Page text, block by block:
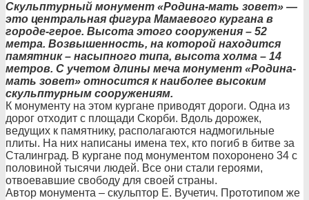
Скульптурный монумент «Родина-мать зовет» —
это центральная фигура Мамаевого кургана в
городе-герое. Высота этого сооружения – 52
метра. Возвышенность, на которой находится
памятник – насыпного типа, высота холма – 14
метров. С учетом длины меча монумент «Родина-
мать зовет» относится к наиболее высоким
скульптурным сооружениям.
К монументу на этом кургане приводят дороги. Одна из
дорог отходит с площади Скорби. Вдоль дорожек,
ведущих к памятнику, располагаются надмогильные
плиты. На них написаны имена тех, кто погиб в битве за
Сталинград. В кургане под монументом похоронено 34 с
половиной тысячи людей. Все они стали героями,
отвоевавшие свободу для своей страны.
Автор монумента – скульптор Е. Вучетич. Прототипом же